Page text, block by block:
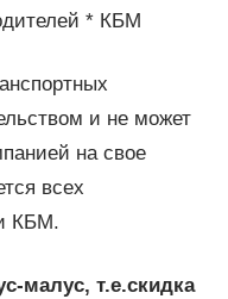
* КБМ
и не может
на свое
всех
КБМ.
малус, т.е.скидка